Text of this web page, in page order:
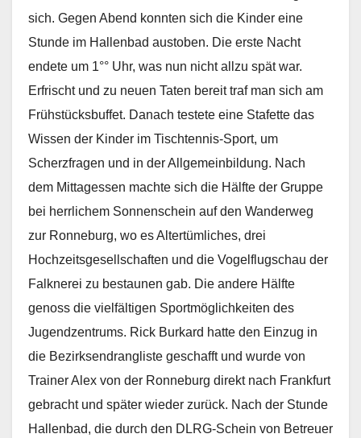
sich. Gegen Abend konnten sich die Kinder eine
Stunde im Hallenbad austoben. Die erste Nacht
endete um 1°° Uhr, was nun nicht allzu spät war.
Erfrischt und zu neuen Taten bereit traf man sich am
Frühstücksbuffet. Danach testete eine Stafette das
Wissen der Kinder im Tischtennis-Sport, um
Scherzfragen und in der Allgemeinbildung. Nach
dem Mittagessen machte sich die Hälfte der Gruppe
bei herrlichem Sonnenschein auf den Wanderweg
zur Ronneburg, wo es Altertümliches, drei
Hochzeitsgesellschaften und die Vogelflugschau der
Falknerei zu bestaunen gab. Die andere Hälfte
genoss die vielfältigen Sportmöglichkeiten des
Jugendzentrums. Rick Burkard hatte den Einzug in
die Bezirksendrangliste geschafft und wurde von
Trainer Alex von der Ronneburg direkt nach Frankfurt
gebracht und später wieder zurück. Nach der Stunde
Hallenbad, die durch den DLRG-Schein von Betreuer